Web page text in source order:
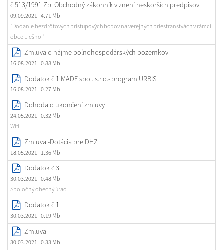
č.513/1991 Zb. Obchodný zákonník v znení neskorších predpisov
09.09.2021 | 4.71 Mb
"Dodanie bezdrôtových prístupových bodov na verejných priestranstvách v rámci
obce Liešno "
Zmluva o nájme poľnohospodárských pozemkov
16.08.2021 | 0.88 Mb
Dodatok č.1 MADE spol. s.r.o.- program URBIS
16.08.2021 | 0.27 Mb
Dohoda o ukončení zmluvy
24.05.2021 | 0.32 Mb
Wifi
Zmluva -Dotácia pre DHZ
18.05.2021 | 1.36 Mb
Dodatok č.3
30.03.2021 | 0.48 Mb
Spoločný obecný úrad
Dodatok č.1
30.03.2021 | 0.19 Mb
Zmluva
30.03.2021 | 0.33 Mb